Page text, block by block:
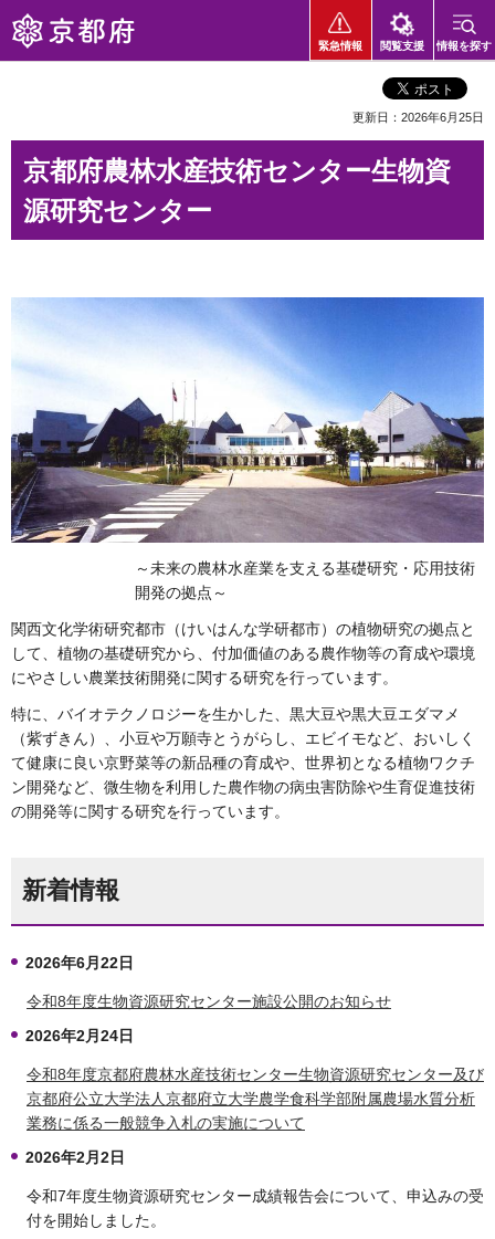
京都府
緊急情報 閲覧支援 情報を探す
更新日：2026年6月25日
京都府農林水産技術センター生物資
源研究センター
～未来の農林水産業を支える基礎研究・応用技術
開発の拠点～
関西文化学術研究都市（けいはんな学研都市）の植物研究の拠点と
して、植物の基礎研究から、付加価値のある農作物等の育成や環境
にやさしい農業技術開発に関する研究を行っています。
特に、バイオテクノロジーを生かした、黒大豆や黒大豆エダマメ
（紫ずきん）、小豆や万願寺とうがらし、エビイモなど、おいしく
て健康に良い京野菜等の新品種の育成や、世界初となる植物ワクチ
ン開発など、微生物を利用した農作物の病虫害防除や生育促進技術
の開発等に関する研究を行っています。
新着情報
2026年6月22日
令和8年度生物資源研究センター施設公開のお知らせ
2026年2月24日
令和8年度京都府農林水産技術センター生物資源研究センター及び
京都府公立大学法人京都府立大学農学食科学部附属農場水質分析
業務に係る一般競争入札の実施について
2026年2月2日
令和7年度生物資源研究センター成績報告会について、申込みの受
付を開始しました。